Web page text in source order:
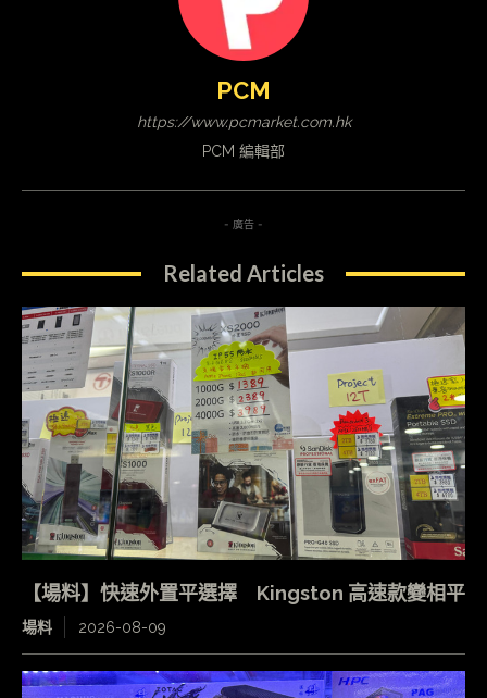
PCM
https://www.pcmarket.com.hk
PCM 編輯部
- 廣告 -
Related Articles
【場料】快速外置平選擇 Kingston 高速款變相平
場料 2026-08-09